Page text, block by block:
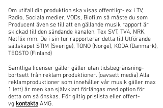
Om utifall din produktion ska visas offentligt- ex i TV,
Radio, Sociala medier, VODs, Biofilm så måste du som
Producent även se till att en gällande musik rapport är
skickad till den sändande kanalen. Tex SVT, TV4, NRK,
Netflix mm. De i sin tur rapporterar detta till Utförande
sällskapet STIM (Sverige), TONO (Norge), KODA (Danmark),
TEOSTO (Finland)
Samtliga licenser gäller gäller utan tidsbegränsning-
bortsett från reklam produktioner. (oavsett media) Alla
reklamproduktioner som innehåller vår musik gäller max
1 (ett) år men kan självklart förlängas med option för
detta om så önskas. För giltig prislista eller offert-
vg kontakta AMG.